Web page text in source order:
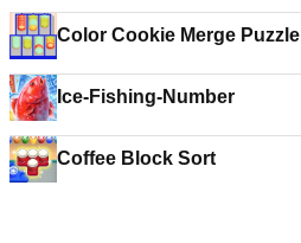
Color Cookie Merge Puzzle
Ice-Fishing-Number
Coffee Block Sort